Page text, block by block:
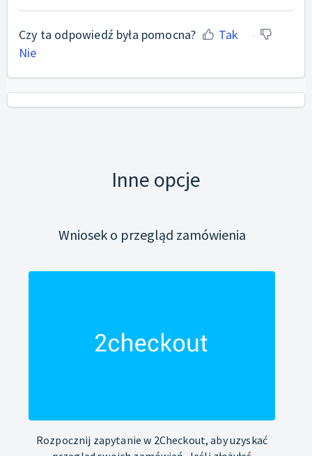
Czy ta odpowiedź była pomocna?
Tak
Nie
Inne opcje
Wniosek o przegląd zamówienia
Rozpocznij zapytanie w 2Checkout, aby uzyskać